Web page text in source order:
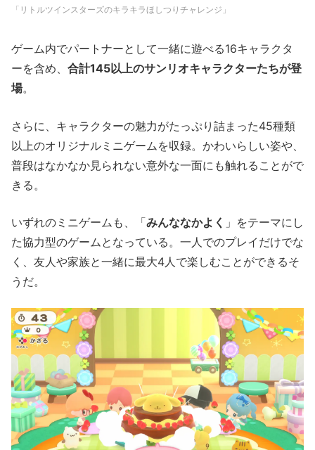
「リトルツインスターズのキラキラほしつりチャレンジ」
ゲーム内でパートナーとして一緒に遊べる16キャラクタ
ーを含め、 合計145以上のサンリオキャラクターたちが登
場。
さらに、キャラクターの魅力がたっぷり詰まった45種類
以上のオリジナルミニゲームを収録。かわいらしい姿や、
普段はなかなか見られない意外な一面にも触れることがで
きる。
いずれのミニゲームも、「みんななかよく 」をテーマにし
た協力型のゲームとなっている。一人でのプレイだけでな
く、友人や家族と一緒に最大4人で楽しむことができるそ
うだ。